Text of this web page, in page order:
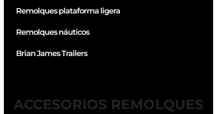
Remolques plataforma ligera
Remolques náuticos
Brian James Trailers
ACCESORIOS REMOLQUES